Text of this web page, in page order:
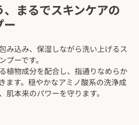
まるで​スキンケアの
ー
み込み、保湿しながら洗い上げるス
プーです。
植物成分を配合し、指通りなめらか
ます。穏やかなアミノ酸系の洗浄成
肌本来のパワーを守ります。